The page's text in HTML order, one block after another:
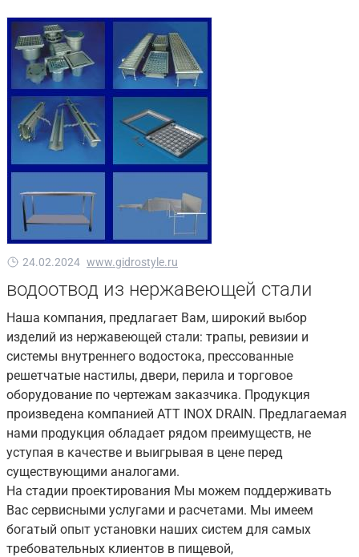
24.02.2024 www.gidrostyle.ru
водоотвод из нержавеющей стали
Наша компания, предлагает Вам, широкий выбор
изделий из нержавеющей стали: трапы, ревизии и
системы внутреннего водостока, прессованные
решетчатые настилы, двери, перила и торговое
оборудование по чертежам заказчика. Продукция
произведена компанией АТТ INOX DRAIN. Предлагаемая
нами продукция обладает рядом преимуществ, не
уступая в качестве и выигрывая в цене перед
существующими аналогами.
На стадии проектирования Мы можем поддерживать
Вас сервисными услугами и расчетами. Мы имеем
богатый опыт установки наших систем для самых
требовательных клиентов в пищевой,